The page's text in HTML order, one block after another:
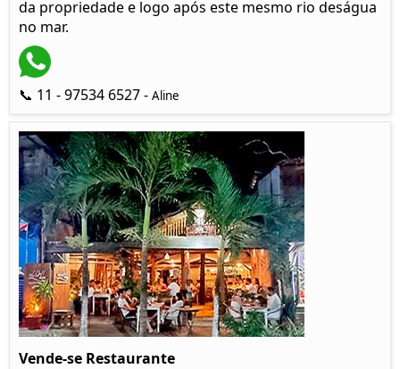
da propriedade e logo após este mesmo rio deságua
no mar.
📞 11 - 97534 6527 - Aline
Vende-se Restaurante